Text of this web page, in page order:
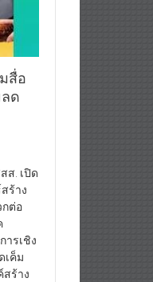
สื่อ
ด
ส. เปิด
ร้าง
กต่อ
ารเชิง
เค็ม
ร้าง